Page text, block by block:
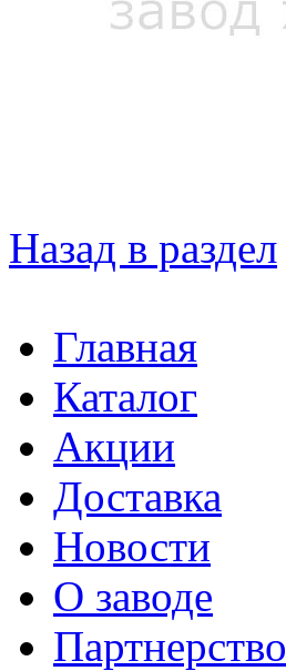
Назад в раздел
Главная
Каталог
Акции
Доставка
Новости
О заводе
Партнерство